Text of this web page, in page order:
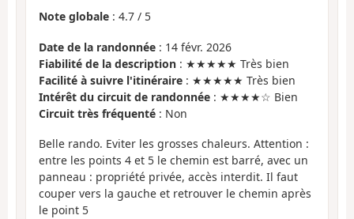
Note globale : 4.7 / 5
Date de la randonnée : 14 févr. 2026
Fiabilité de la description : ★★★★★ Très bien
Facilité à suivre l'itinéraire : ★★★★★ Très bien
Intérêt du circuit de randonnée : ★★★★☆ Bien
Circuit très fréquenté : Non
Belle rando. Eviter les grosses chaleurs. Attention :
entre les points 4 et 5 le chemin est barré, avec un
panneau : propriété privée, accès interdit. Il faut
couper vers la gauche et retrouver le chemin après
le point 5